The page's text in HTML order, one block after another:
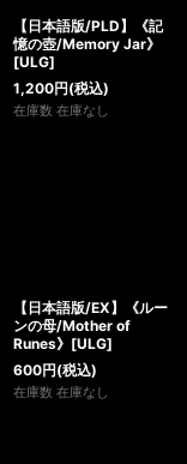
【日本語版/PLD】《記
憶の壺/Memory Jar》
[ULG]
1,200円(税込)
在庫数 在庫なし
【日本語版/EX】《ルー
ンの母/Mother of
Runes》[ULG]
600円(税込)
在庫数 在庫なし